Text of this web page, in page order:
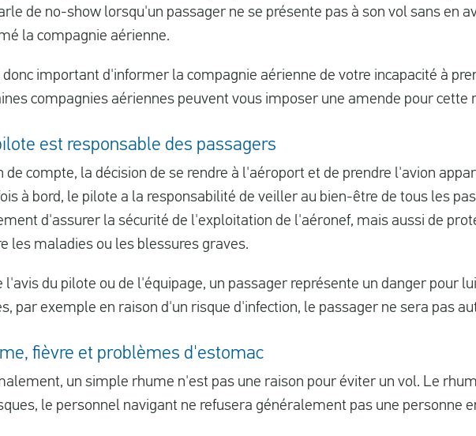
de no-show lorsqu'un passager ne se présente pas à son vol sans en
la compagnie aérienne.
donc important d'informer la compagnie aérienne de votre incapacité à
compagnies aériennes peuvent vous imposer une amende pour cette
est responsable des passagers
de compte, la décision de se rendre à l'aéroport et de prendre l'avion
à bord, le pilote a la responsabilité de veiller au bien-être de tous les
d'assurer la sécurité de l'exploitation de l'aéronef, mais aussi de
les maladies ou les blessures graves.
l'avis du pilote ou de l'équipage, un passager représente un danger pour
par exemple en raison d'un risque d'infection, le passager ne sera pas
fièvre et problèmes d'estomac
un simple rhume n'est pas une raison pour éviter un vol. Le
le personnel navigant ne refusera généralement pas une personne